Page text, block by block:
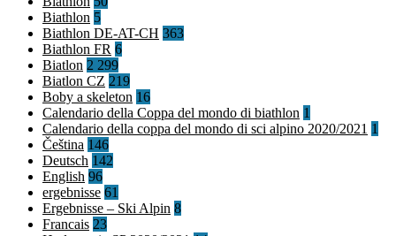
Biathlon 5
Biathlon DE-AT-CH 363
Biathlon FR 6
Biatlon 2 299
Biatlon CZ 219
Boby a skeleton 16
Calendario della Coppa del mondo di biathlon 1
Calendario della coppa del mondo di sci alpino 2020/2021 1
Čeština 146
Deutsch 142
English 96
ergebnisse 61
Ergebnisse – Ski Alpin 8
Francais 23